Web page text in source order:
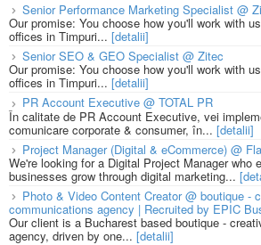
Senior Performance Marketing Specialist @
Our promise: You choose how you'll work with
offices in Timpuri... [detalii]
Senior SEO & GEO Specialist @ Zitec
Our promise: You choose how you'll work with
offices in Timpuri... [detalii]
PR Account Executive @ TOTAL PR
În calitate de PR Account Executive, vei
comunicare corporate & consumer, în... [detalii]
Project Manager (Digital & eCommerce) @
We're looking for a Digital Project Manager who
businesses grow through digital marketing...
Photo & Video Content Creator @ boutique -
communications agency | Recruited by EPIC
Our client is a Bucharest based boutique -
agency, driven by one... [detalii]